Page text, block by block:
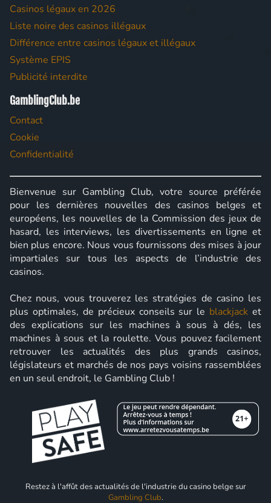
Casinos légaux en 2026
Liste noire des casinos illégaux
Différence entre casinos légaux et illégaux
Système EPIS
Publicité interdite
GamblingClub.be
Contact
Cookie
Confidentialité
Bienvenue sur Gambling Club, votre source préférée
pour les dernières nouvelles des casinos belges et
européens, les nouvelles de la Commission des jeux de
hasard, les interviews, les divertissements en ligne et
bien plus encore. Nous vous fournissons des mises à jour
impartiales sur tous les aspects de l’industrie des
casinos.
Chez nous, vous trouverez les stratégies de casino les
plus optimales, de précieux conseils sur le blackjack et
des explications sur les machines à sous à dés, les
machines à sous et la roulette. Vous pouvez facilement
retrouver les actualités des plus grands casinos,
législateurs et marchés de nos pays voisins rassemblées
en un seul endroit, le Gambling Club !
Restez à l'affût des actualités de l'industrie du casino belge sur
Gambling Club.